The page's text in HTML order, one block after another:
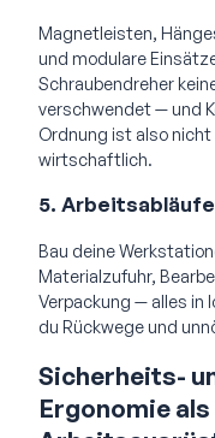
Magnetleisten,
und modulare
Schraubendreher
verschwendet — und
Ordnung ist also
wirtschaftlich.
5.
Bau deine
Materialzufuhr,
Verpackung — alles in
du Rückwege und
Sicherheits-
Ergonomie